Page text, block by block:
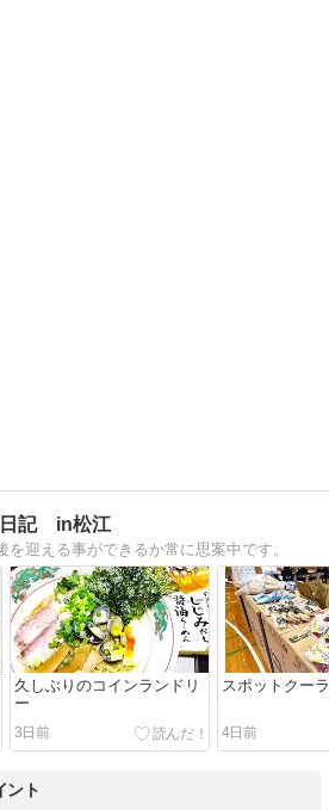
日記 in松江
を迎える事ができるか常に思案中です。
久しぶりのコインランドリ
ー
3日前
スポットクー
4日前
ント